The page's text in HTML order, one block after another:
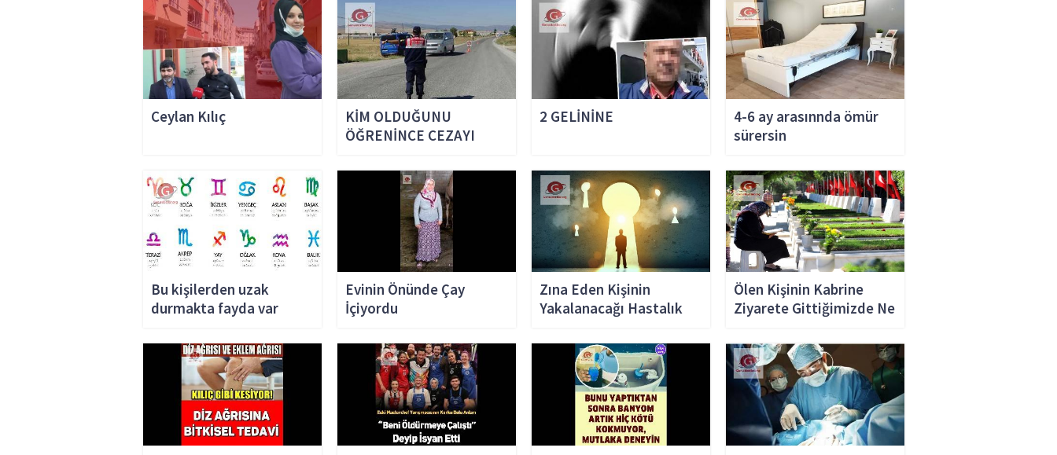
Ceylan Kılıç
KİM OLDUĞUNU
ÖĞRENİNCE CEZAYI
2 GELİNİNE
4-6 ay arasınnda ömür
sürersin
Bu kişilerden uzak
durmakta fayda var
Evinin Önünde Çay
İçiyordu
Zına Eden Kişinin
Yakalanacağı Hastalık
Ölen Kişinin Kabrine
Ziyarete Gittiğimizde Ne